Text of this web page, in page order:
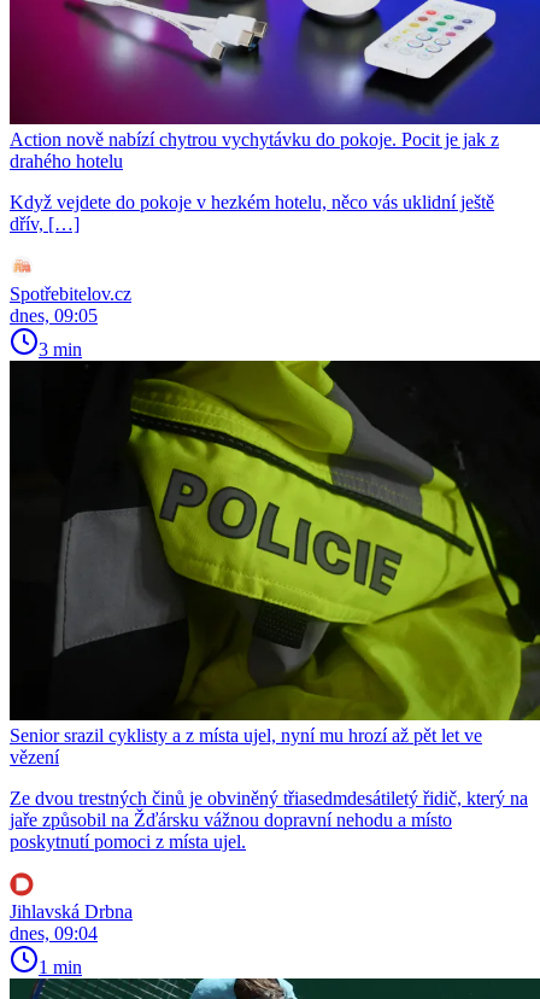
Action nově nabízí chytrou vychytávku do pokoje. Pocit je jak z
drahého hotelu
Když vejdete do pokoje v hezkém hotelu, něco vás uklidní ještě
dřív, […]
Spotřebitelov.cz
dnes, 09:05
3 min
Senior srazil cyklisty a z místa ujel, nyní mu hrozí až pět let ve
vězení
Ze dvou trestných činů je obviněný třiasedmdesátiletý řidič, který na
jaře způsobil na Žďársku vážnou dopravní nehodu a místo
poskytnutí pomoci z místa ujel.
Jihlavská Drbna
dnes, 09:04
1 min